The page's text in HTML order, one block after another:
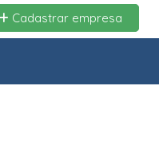
Cadastrar empresa